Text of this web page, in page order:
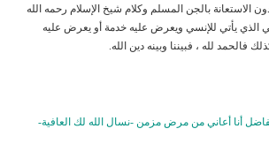
الاستعانة بالجن المسلم وكلام شيخ الإسلام رحمه الله
الذي يأتي للإنسي ويعرض عليه خدمة أو يعرض عليه
فالحمد لله ، فبيننا وبينه دين الله.
أنا أعاني من مرض مزمن -نسال الله لك العافية-